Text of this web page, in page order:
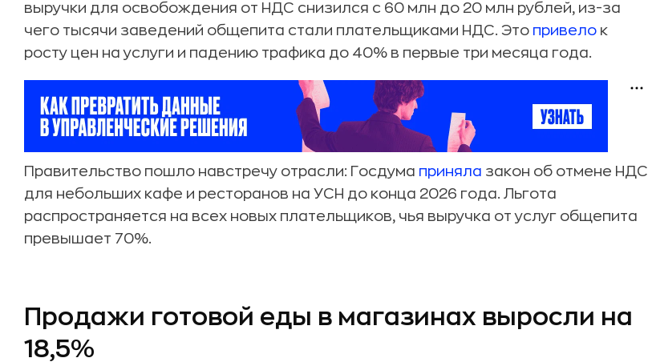
выручки для освобождения от НДС снизился с 60 млн до 20 млн рублей, из-за
чего тысячи заведений общепита стали плательщиками НДС. Это привело к
росту цен на услуги и падению трафика до 40% в первые три месяца года.
Правительство пошло навстречу отрасли: Госдума приняла закон об отмене НДС
для небольших кафе и ресторанов на УСН до конца 2026 года. Льгота
распространяется на всех новых плательщиков, чья выручка от услуг общепита
превышает 70%.
Продажи готовой еды в магазинах выросли на
18,5%